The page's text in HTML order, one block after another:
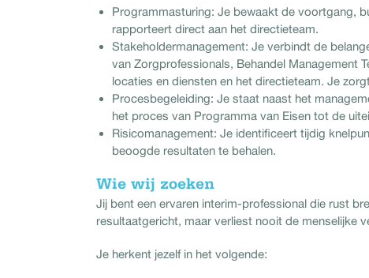
Programmasturing: Je bewaakt de voortgang,
rapporteert direct aan het directieteam.
Stakeholdermanagement: Je verbindt de
van Zorgprofessionals, Behandel Management
locaties en diensten en het directieteam. Je
Procesbegeleiding: Je staat naast het
het proces van Programma van Eisen tot de
Risicomanagement: Je identificeert tijdig
beoogde resultaten te behalen.
Wie wij zoeken
Jij bent een ervaren interim-professional die rust
resultaatgericht, maar verliest nooit de menselijke
Je herkent jezelf in het volgende: